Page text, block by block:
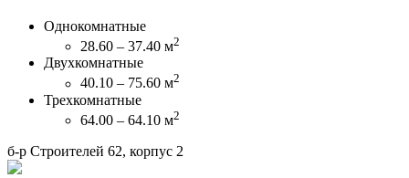
Однокомнатные
28.60 – 37.40 м2
Двухкомнатные
40.10 – 75.60 м2
Трехкомнатные
64.00 – 64.10 м2
б-р Строителей 62, корпус 2